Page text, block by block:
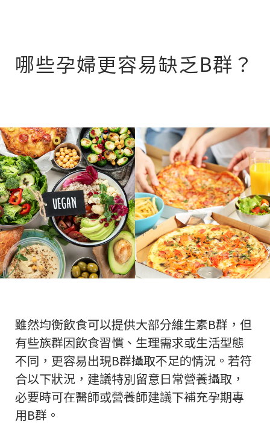
哪些孕婦更容易缺乏B群？
雖然均衡飲食可以提供大部分維生素B群，但
有些族群因飲食習慣、生理需求或生活型態
不同，更容易出現B群攝取不足的情況。若符
合以下狀況，建議特別留意日常營養攝取，
必要時可在醫師或營養師建議下補充孕期專
用B群。